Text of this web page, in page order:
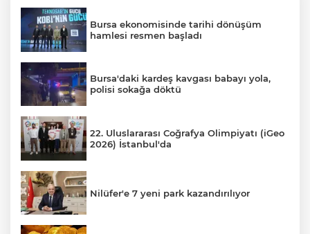
Bursa ekonomisinde tarihi dönüşüm
hamlesi resmen başladı
Bursa'daki kardeş kavgası babayı yola,
polisi sokağa döktü
22. Uluslararası Coğrafya Olimpiyatı (iGeo
2026) İstanbul'da
Nilüfer'e 7 yeni park kazandırılıyor